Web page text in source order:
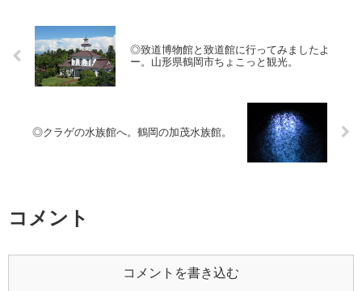
◎致道博物館と致道館に行ってみましたよ
ー。山形県鶴岡市ちょこっと観光。
◎クラゲの水族館へ。鶴岡の加茂水族館。
コメント
コメントを書き込む